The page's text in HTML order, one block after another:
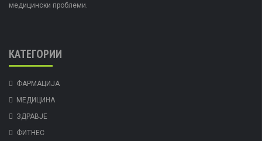
медицински проблеми.
КАТЕГОРИИ
ФАРМАЦИЈА
МЕДИЦИНА
ЗДРАВЈЕ
ФИТНЕС